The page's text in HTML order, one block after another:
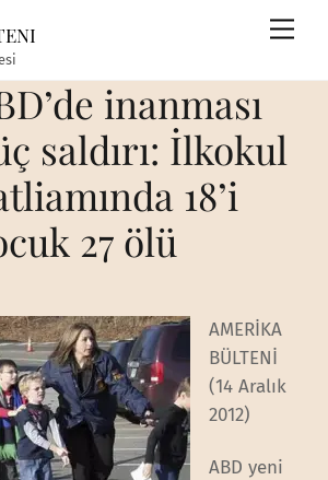
inanması
saldırı: İlkokul
18’i
27 ölü
AMERİKA
BÜLTENİ
(14 Aralık
2012)
ABD yeni